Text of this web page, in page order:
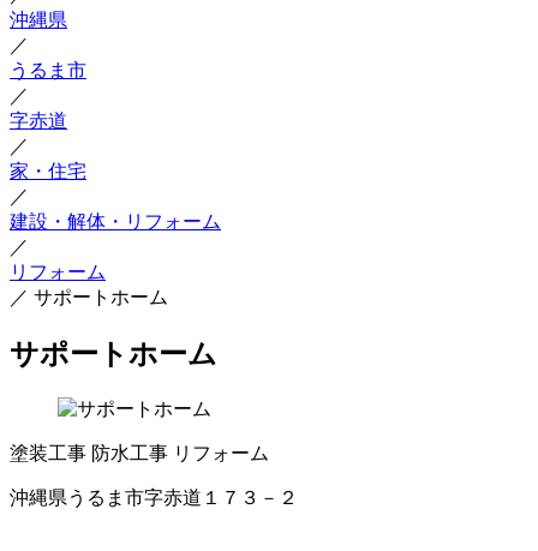
沖縄県
／
うるま市
／
字赤道
／
家・住宅
／
建設・解体・リフォーム
／
リフォーム
／ サポートホーム
サポートホーム
塗装工事 防水工事 リフォーム
沖縄県うるま市字赤道１７３－２